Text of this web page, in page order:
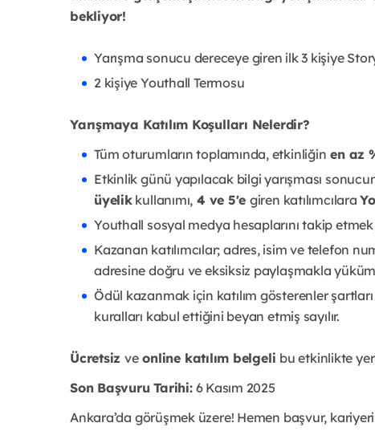
bekliyor!
Yarışma sonucu dereceye giren ilk 3 kişiye
2 kişiye Youthall Termosu
Yarışmaya Katılım Koşulları Nelerdir?
Tüm oturumların toplamında, etkinliğin en az
Etkinlik günü yapılacak bilgi yarışması
üyelikkullanımı, 4 ve 5'e giren katılımcılara
Youthall sosyal medya hesaplarını takip
Kazanan katılımcılar; adres, isim ve telefon
adresine doğru ve eksiksiz paylaşmakla
Ödül kazanmak için katılım gösterenler
kuralları kabul ettiğini beyan etmiş sayılır.
Ücretsiz veonline katılım belgeli bu etkinlikte
Son Başvuru Tarihi:6 Kasım 2025
Ankara’da görüşmek üzere! Hemen başvur,